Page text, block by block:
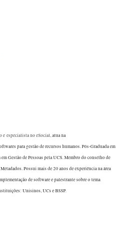
e especialista no eSocial, atua na
para gestão de recursos humanos. Pós-Graduada em
Gestão de Pessoas pela UCS. Membro do conselho de
Possui mais de 20 anos de experiência na área
de software e palestrante sobre o tema
Unisinos, UCs e BSSP.